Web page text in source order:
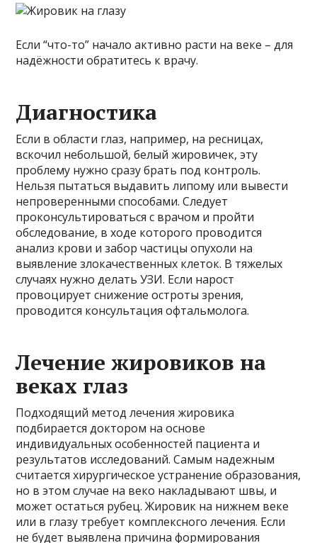
Если “что-то” начало активно расти на веке – для
надёжности обратитесь к врачу.
Диагностика
Если в области глаз, например, на ресницах,
вскочил небольшой, белый жировичек, эту
проблему нужно сразу брать под контроль.
Нельзя пытаться выдавить липому или вывести
непроверенными способами. Следует
проконсультироваться с врачом и пройти
обследование, в ходе которого проводится
анализ крови и забор частицы опухоли на
выявление злокачественных клеток. В тяжелых
случаях нужно делать УЗИ. Если нарост
провоцирует снижение остроты зрения,
проводится консультация офтальмолога.
Лечение жировиков на
веках глаз
Подходящий метод лечения жировика
подбирается доктором на основе
индивидуальных особенностей пациента и
результатов исследований. Самым надежным
считается хирургическое устранение образования,
но в этом случае на веко накладывают швы, и
может остаться рубец. Жировик на нижнем веке
или в глазу требует комплексного лечения. Если
не будет выявлена причина формирования